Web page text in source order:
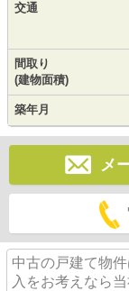
交通
間取り
(建物面積)
築年月
メ
中古の戸建て物
入をお考えなら